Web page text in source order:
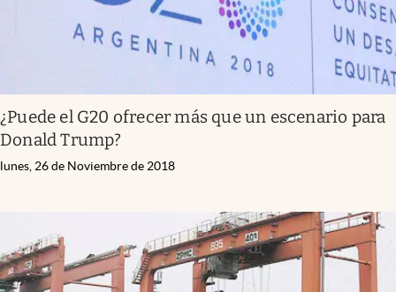
¿Puede el G20 ofrecer más que un escenario para
Donald Trump?
lunes, 26 de Noviembre de 2018